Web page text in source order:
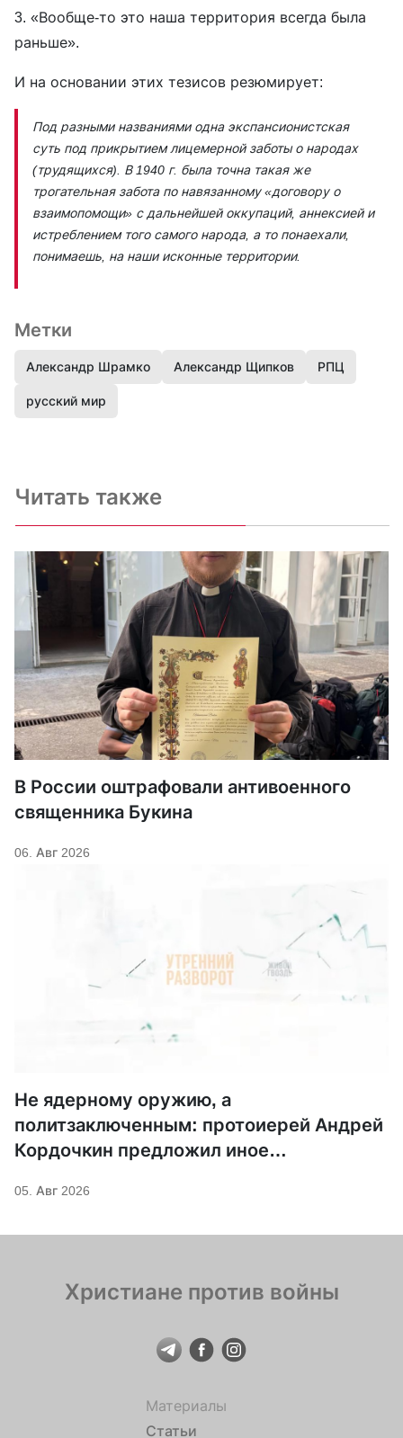
3. «Вообще-то это наша территория всегда была
раньше».
И на основании этих тезисов резюмирует:
Под разными названиями одна экспансионистская
суть под прикрытием лицемерной заботы о народах
(трудящихся). В 1940 г. была точна такая же
трогательная забота по навязанному «договору о
взаимопомощи» с дальнейшей оккупаций, аннексией и
истреблением того самого народа, а то понаехали,
понимаешь, на наши исконные территории.
Метки
Александр Шрамко Александр Щипков РПЦ
русский мир
Читать также
В России оштрафовали антивоенного
священника Букина
06. Авг 2026
Не ядерному оружию, а
политзаключенным: протоиерей Андрей
Кордочкин предложил иное
Саровского
05. Авг 2026
Христиане против войны
Материалы
Статьи